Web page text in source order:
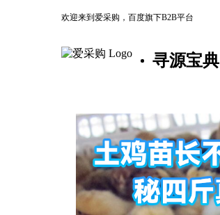
欢迎来到爱采购，百度旗下B2B平台
寻源宝典